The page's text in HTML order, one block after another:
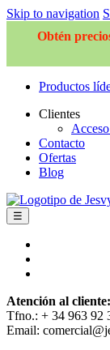
Skip to navigation
Obtén
Productos
Clientes
Contacto
Ofertas
Blog
☰
Atención al cliente:
Tfno.: + 34 963 92
Email: